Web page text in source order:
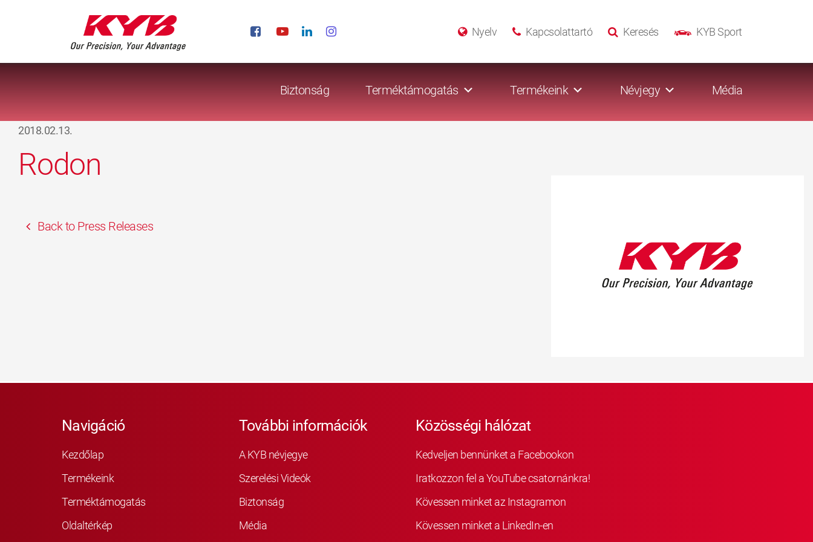
KYB Sport
Keresés
Kapcsolattartó
Nyelv
Biztonság Terméktámogatás Termékeink Névjegy Média
2018.02.13.
Rodon
Back to Press Releases
Navigáció
Kezdőlap
Termékeink
Terméktámogatás
Oldaltérkép
További információk
A KYB névjegye
Szerelési Videók
Biztonság
Média
Közösségi hálózat
Kedveljen bennünket a Facebookon
Iratkozzon fel a YouTube csatornánkra!
Kövessen minket az Instagramon
Kövessen minket a LinkedIn-en